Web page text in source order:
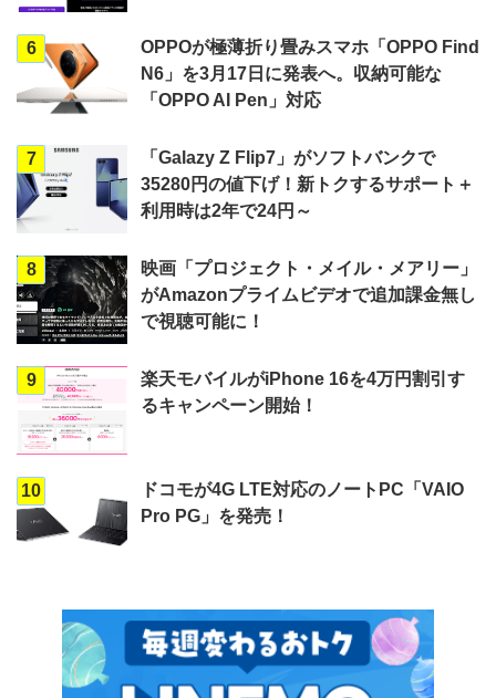
6
OPPOが極薄折り畳みスマホ「OPPO Find
N6」を3月17日に発表へ。収納可能な
「OPPO AI Pen」対応
7
「Galazy Z Flip7」がソフトバンクで
35280円の値下げ！新トクするサポート＋
利用時は2年で24円～
8
映画「プロジェクト・メイル・メアリー」
がAmazonプライムビデオで追加課金無し
で視聴可能に！
9
楽天モバイルがiPhone 16を4万円割引す
るキャンペーン開始！
10
ドコモが4G LTE対応のノートPC「VAIO
Pro PG」を発売！